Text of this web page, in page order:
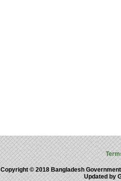
Copyright © 2018 Bangladesh
Updated by